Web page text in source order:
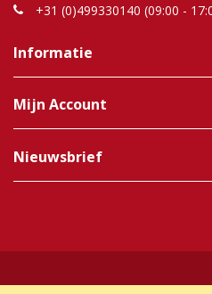
+31 (0)499330140 (09:00 -
Informatie
Mijn Account
Nieuwsbrief